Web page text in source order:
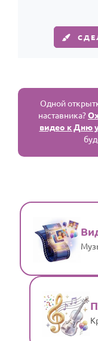
Одной
наставника?
видео к Дню